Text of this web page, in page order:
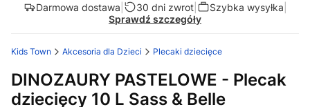
Darmowa dostawa 30 dni zwrot| Szybka wysyłka
Sprawdź szczegóły
Kids Town Akcesoria dla Dzieci Plecaki dziecięce
DINOZAURY PASTELOWE - Plecak
dziecięcy 10 L Sass & Belle